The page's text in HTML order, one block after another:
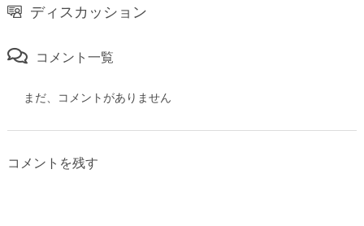
ディスカッション
コメント一覧
まだ、コメントがありません
コメントを残す